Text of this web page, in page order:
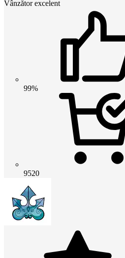
Vânzător excelent
99%
9520